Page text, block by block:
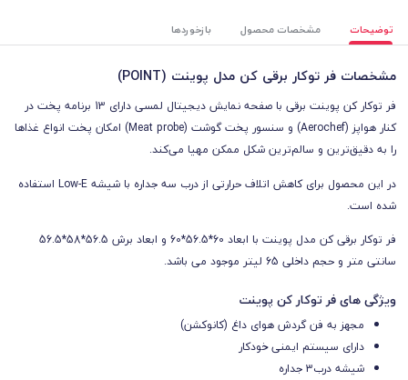
توضیحات مشخصات محصول بازخوردها
مشخصات فر توکار برقی کن مدل پوینت (POINT)
فر توکار کن پوینت برقی با
صفحه نمایش دیجیتال لمسی دارای 13 برنامه پخت در
کنار هواپز (Aerochef) و سنسور پخت گوشت (Meat probe) امکان پخت انواع غذاها
را به دقیق‌ترین و سالم‌ترین شکل ممکن مهیا می‌کند.
در این محصول برای کاهش اتلاف حرارتی از درب سه جداره با شیشه Low-E استفاده
شده است.
فر توکار برقی کن مدل پوینت با
ابعاد 60*56.5*60 و ابعاد برش 56.5*58*56.5
سانتی متر و حجم داخلی 65 ليتر موجود می باشد.
ویژگی های فر توکار کن پوینت
مجهز به فن گردش هوای داغ (کانوکشن)
دارای سیستم ایمنی خودکار
شيشه درب3 جداره